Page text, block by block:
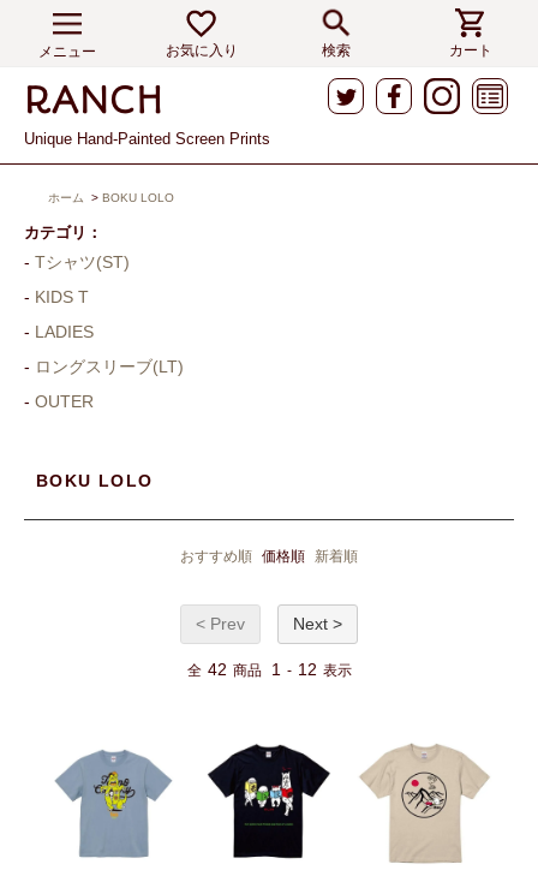
メニュー お気に入り 検索 カート
Unique Hand-Painted Screen Prints
ホーム > BOKU LOLO
カテゴリ：
Tシャツ(ST)
KIDS T
LADIES
ロングスリーブ(LT)
OUTER
BOKU LOLO
おすすめ順 価格順 新着順
< Prev Next >
全 42 商品 1 - 12 表示